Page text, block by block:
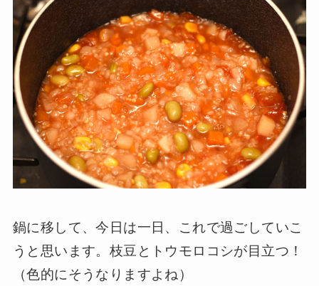
鍋に移して、今日は一日、これで過ごしていこ
うと思います。枝豆とトウモロコシが目立つ！
（色的にそうなりますよね）